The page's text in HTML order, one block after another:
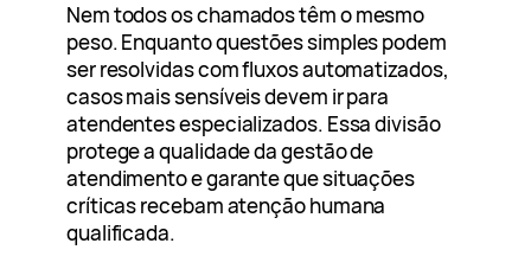
Nem todos os chamados têm o mesmo
peso. Enquanto questões simples podem
ser resolvidas com fluxos automatizados,
casos mais sensíveis devem ir para
atendentes especializados. Essa divisão
protege a qualidade da gestão de
atendimento e garante que situações
críticas recebam atenção humana
qualificada.